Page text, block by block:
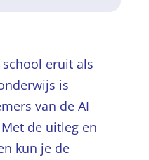
eruit als
is
van de AI
de uitleg en
kun je de